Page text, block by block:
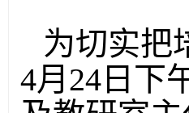
为切实把
4月24日下